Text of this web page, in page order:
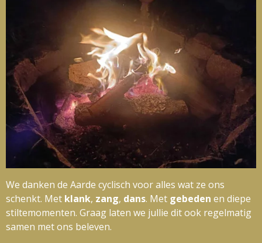
We danken de Aarde cyclisch voor alles wat ze ons
schenkt. Met klank, zang, dans. Met gebeden en diepe
stiltemomenten. Graag laten we jullie dit ook regelmatig
samen met ons beleven.